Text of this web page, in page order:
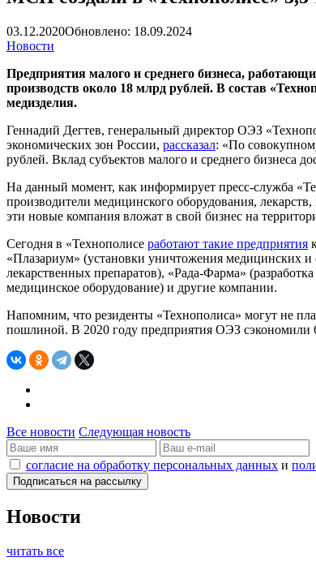
03.12.2020Обновлено: 18.09.2024
Новости
Предприятия малого и среднего бизнеса,
производств около 18 млрд рублей. В состав
медизделия.
Геннадий Дегтев, генеральный директор ОЭЗ
экономических зон России, рассказал: «По
рублей. Вклад субъектов малого и среднего бизнеса
На данный момент, как информирует пресс-служба
производители медицинского оборудования,
эти новые компания вложат в свой бизнес на
Сегодня в «Технополисе работают такие предприятия
«Плазариум» (установки уничтожения медицинских
лекарственных препаратов), «Рада-Фарма»
медицинское оборудование) и другие компании.
Напомним, что резиденты «Технополиса» могут не
пошлиной. В 2020 году предприятия ОЭЗ сэкономили
Все новости Следующая новость
согласие на обработку персональных данных и
Новости
читать все